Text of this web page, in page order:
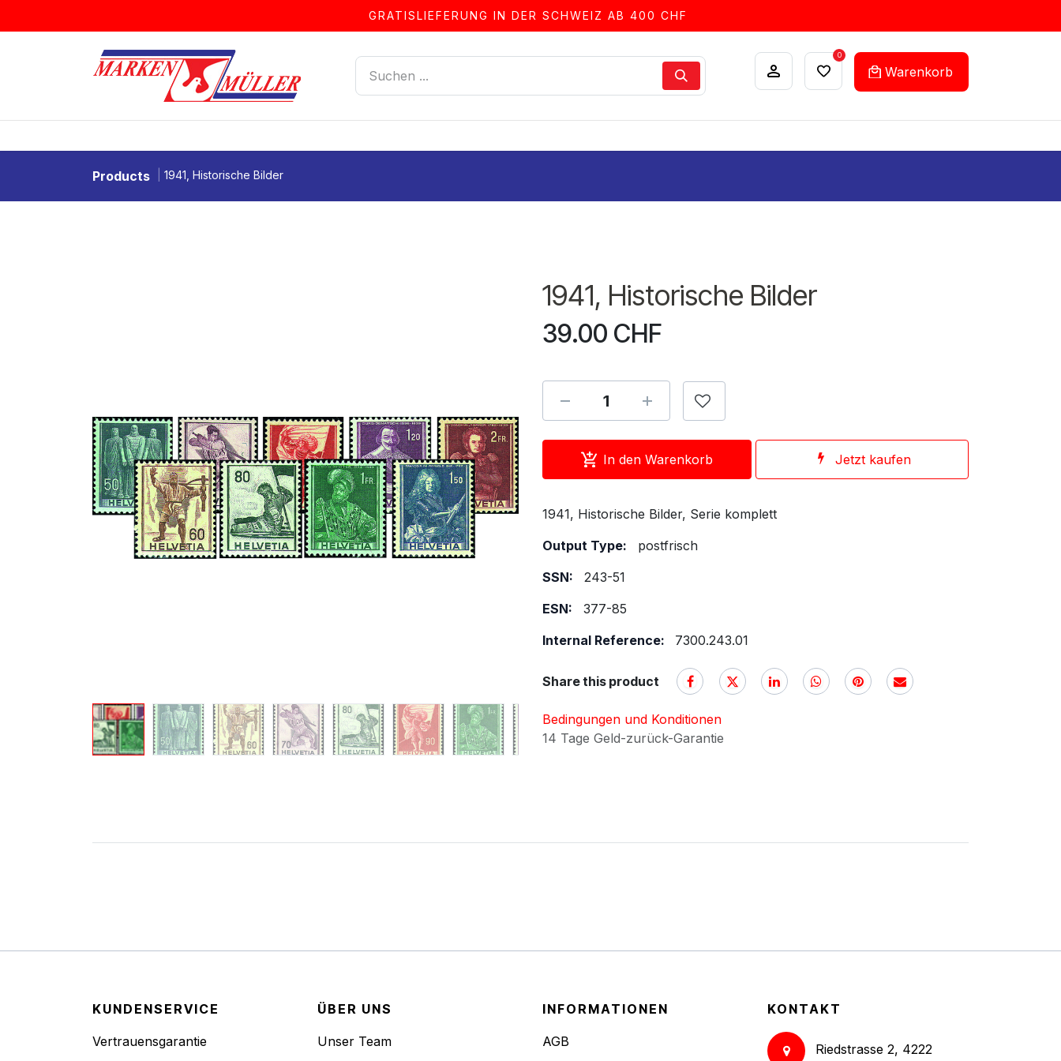
GRATISLIEFERUNG IN DER SCHWEIZ AB 400 CHF
0
Warenkorb
Products 1941, Historische Bilder
1941, Historische Bilder
39.00 CHF
In den Warenkorb Jetzt kaufen
1941, Historische Bilder, Serie komplett
Output Type:
postfrisch
SSN:
243-51
ESN:
377-85
Internal Reference:
7300.243.01
Share this product
Bedingungen und Konditionen
14 Tage Geld-zurück-Garantie
KUNDENSERVICE
Vertrauensgarantie
ÜBER UNS
Unser Team
INFORMATIONEN
AGB
KONTAKT
Riedstrasse 2, 4222